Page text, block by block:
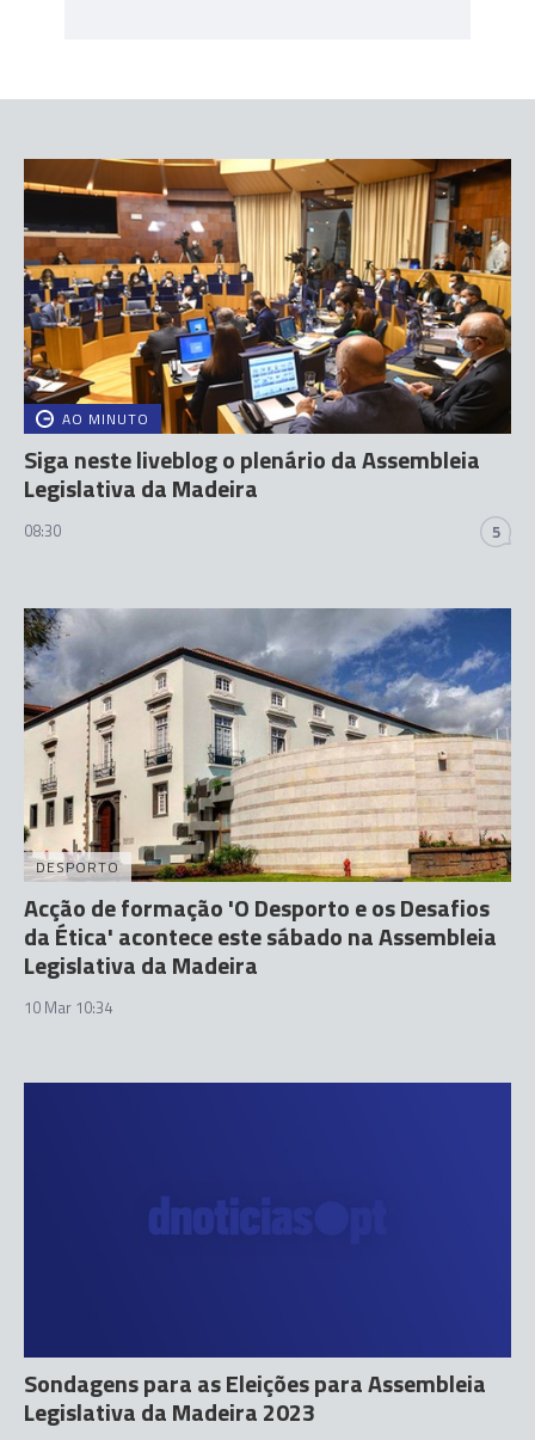
AO MINUTO
Siga neste liveblog o plenário da Assembleia
Legislativa da Madeira
08:30 5
DESPORTO
Acção de formação 'O Desporto e os Desafios
da Ética' acontece este sábado na Assembleia
Legislativa da Madeira
10 Mar 10:34
Sondagens para as Eleições para Assembleia
Legislativa da Madeira 2023